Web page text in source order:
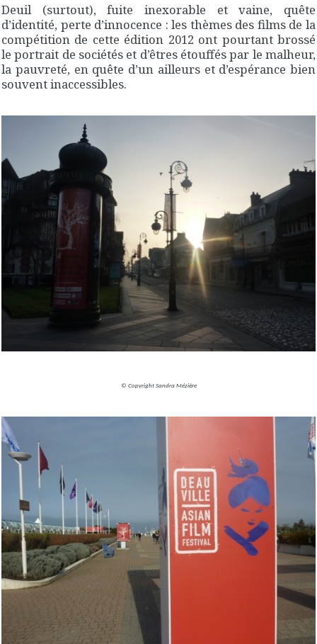
Deuil (surtout), fuite inexorable et vaine, quête
d’identité, perte d’innocence : les thèmes des films de la
compétition de cette édition 2012 ont pourtant brossé
le portrait de sociétés et d’êtres étouffés par le malheur,
la pauvreté, en quête d’un ailleurs et d’espérance bien
souvent inaccessibles.
© Copyright Sandra Mézière